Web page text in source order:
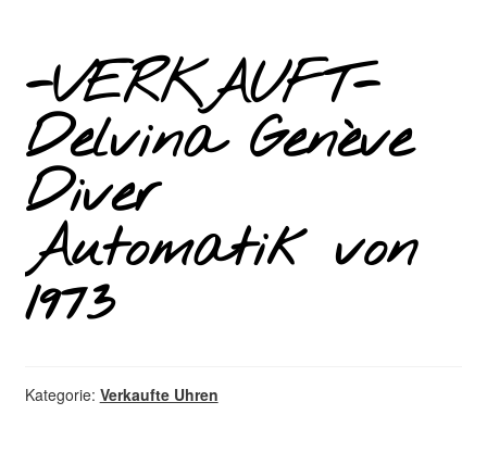
-VERKAUFT-
Delvina Genève
Diver
Automatik von
1973
Kategorie: Verkaufte Uhren